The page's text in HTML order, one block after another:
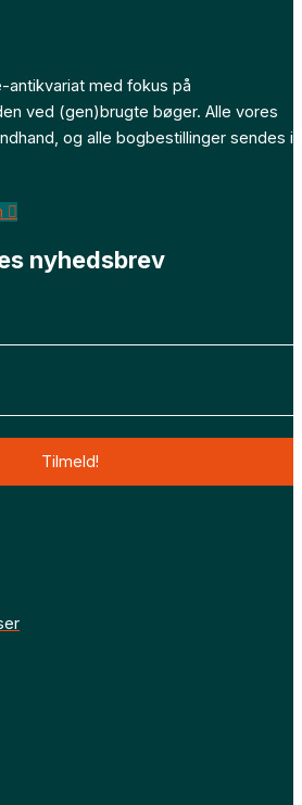
antikvariat med fokus på
ved (gen)brugte bøger. Alle vores
og alle bogbestillinger sendes i
nyhedsbrev